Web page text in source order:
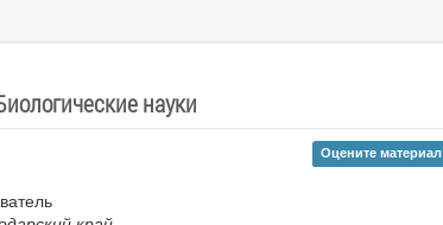
науки
Оцените материал